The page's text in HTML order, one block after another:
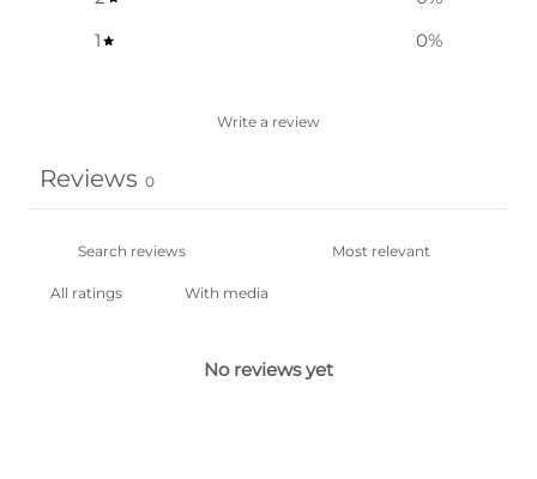
1
0%
Write a review
Reviews 0
With media
No reviews yet